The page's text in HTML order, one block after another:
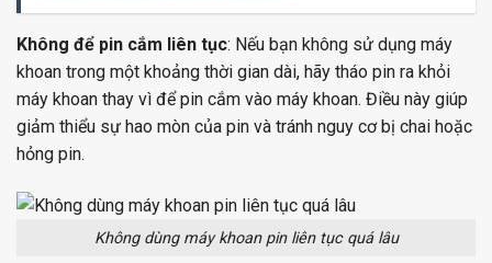
Không để pin cắm liên tục: Nếu bạn không sử dụng máy
khoan trong một khoảng thời gian dài, hãy tháo pin ra khỏi
máy khoan thay vì để pin cắm vào máy khoan. Điều này giúp
giảm thiểu sự hao mòn của pin và tránh nguy cơ bị chai hoặc
hỏng pin.
Không dùng máy khoan pin liên tục quá lâu